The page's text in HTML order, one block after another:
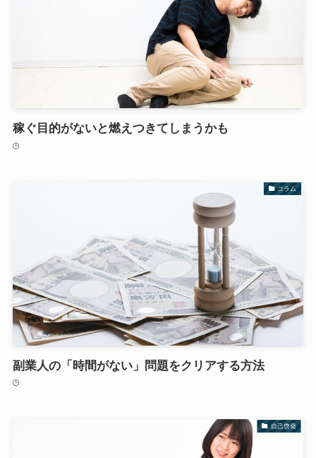
稼ぐ目的がないと燃えつきてしまうかも
コラム
副業人の「時間がない」問題をクリアする方法
自己啓発